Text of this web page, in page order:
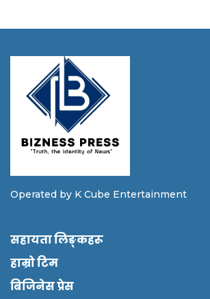
Operated by K Cube Entertainment
सहायता लिङ्कहरू
हाम्रो टिम
बिजिनेस प्रेस